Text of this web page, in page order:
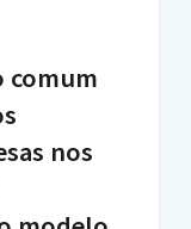
comum
nos